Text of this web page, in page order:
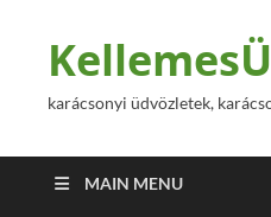
karácsonyi üdvözletek,
MAIN MENU